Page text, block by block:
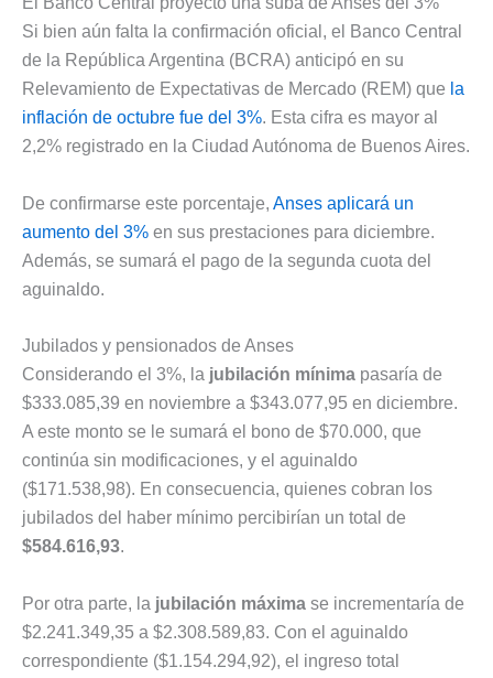
Si bien aún falta la confirmación oficial, el Banco Central
de la República Argentina (BCRA) anticipó en su
Relevamiento de Expectativas de Mercado (REM) que la
inflación de octubre fue del 3%. Esta cifra es mayor al
2,2% registrado en la Ciudad Autónoma de Buenos Aires.
De confirmarse este porcentaje, Anses aplicará un
aumento del 3% en sus prestaciones para diciembre.
Además, se sumará el pago de la segunda cuota del
aguinaldo.
Jubilados y pensionados de Anses
Considerando el 3%, la jubilación mínima pasaría de
$333.085,39 en noviembre a $343.077,95 en diciembre.
A este monto se le sumará el bono de $70.000, que
continúa sin modificaciones, y el aguinaldo
($171.538,98). En consecuencia, quienes cobran los
jubilados del haber mínimo percibirían un total de
$584.616,93.
Por otra parte, la jubilación máxima se incrementaría de
$2.241.349,35 a $2.308.589,83. Con el aguinaldo
correspondiente ($1.154.294,92), el ingreso total